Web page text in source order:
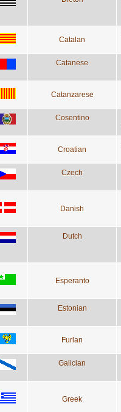
Catalan
Catanese
Catanzarese
Cosentino
Croatian
Czech
Danish
Dutch
Esperanto
Estonian
Furlan
Galician
Greek